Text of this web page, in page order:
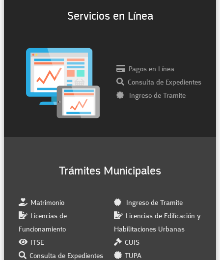
Servicios en Línea
Pagos en Línea
Consulta de Expedientes
Ingreso de Tramite
Trámites Municipales
Matrimonio
Licencias de
Funcionamiento
ITSE
Consulta de Expedientes
Ingreso de Tramite
Licencias de Edificación y
Habilitaciones Urbanas
CUIS
TUPA